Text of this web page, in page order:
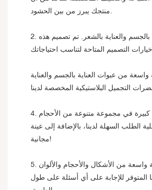
2. إذا كنت تبحث عن طريقة لجعل منتجك يتألق بين كل هؤلاء، فلا داعي للبحث أكثر. أنبوب مستحضرات التجميل البلاستيكي المخصص لدينا هو الحل الأمثل لمنتجات العناية بالجسم والعناية بالشعر. تم تصميم هذه
من عبوات العناية بالجسم والعناية
4. أنبوب مستحضرات التجميل البلاستيكي المخصص لدينا هو طريقة أنيقة ومتطورة لتخزين وتعبئة مستحضرات التجميل الخاصة بك. نحن نقدم هذه الأنابيب التجميلية بكميات كبيرة في مجموعة متنوعة من الأحجام
الطلب السهلة لدينا، بالإضافة إلى عينة
مجانية!
5. يتم تصنيع جميع أنابيب مستحضرات التجميل لدينا في الموقع لتلبية احتياجاتك المحددة. يشتمل اختيارنا لأنابيب مستحضرات التجميل البلاستيكية المخصصة على مجموعة واسعة من الأشكال والأحجام والألوان
المتوفر للإجابة على أي أسئلة على طول